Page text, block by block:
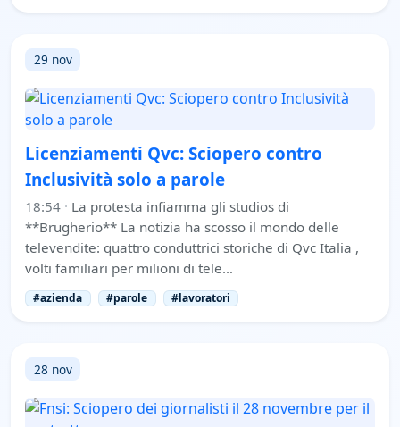
29 nov
Licenziamenti Qvc: Sciopero contro
Inclusività solo a parole
18:54 · La protesta infiamma gli studios di
**Brugherio** La notizia ha scosso il mondo delle
televendite: quattro conduttrici storiche di Qvc Italia ,
volti familiari per milioni di tele…
#azienda #parole #lavoratori
28 nov